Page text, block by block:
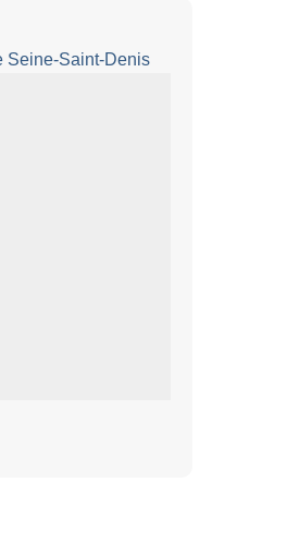
Seine-Saint-Denis